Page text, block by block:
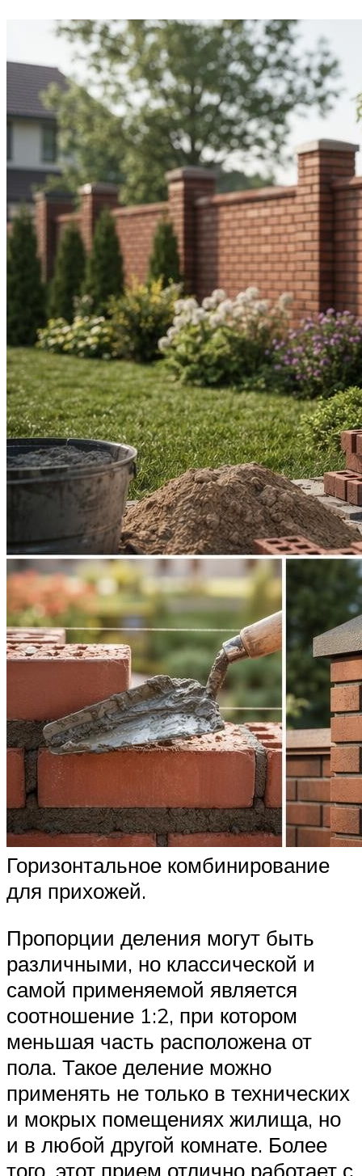
Горизонтальное комбинирование
для прихожей.
Пропорции деления могут быть
различными, но классической и
самой применяемой является
соотношение 1:2, при котором
меньшая часть расположена от
пола. Такое деление можно
применять не только в технических
и мокрых помещениях жилища, но
и в любой другой комнате. Более
того, этот прием отлично работает с